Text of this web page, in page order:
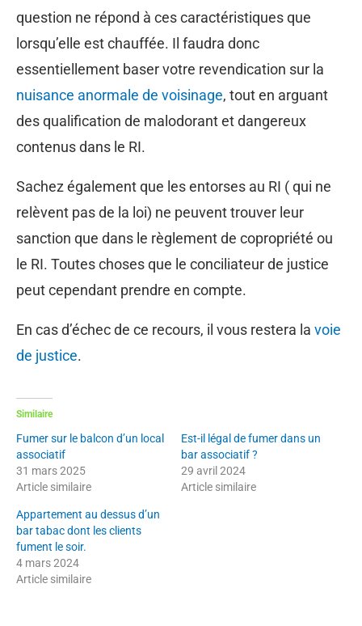
question ne répond à ces caractéristiques que
lorsqu’elle est chauffée. Il faudra donc
essentiellement baser votre revendication sur la
nuisance anormale de voisinage, tout en arguant
des qualification de malodorant et dangereux
contenus dans le RI.
Sachez également que les entorses au RI ( qui ne
relèvent pas de la loi) ne peuvent trouver leur
sanction que dans le règlement de copropriété ou
le RI. Toutes choses que le conciliateur de justice
peut cependant prendre en compte.
En cas d’échec de ce recours, il vous restera la voie
de justice.
Similaire
Fumer sur le balcon d’un local
associatif
31 mars 2025
Article similaire
Est-il légal de fumer dans un
bar associatif ?
29 avril 2024
Article similaire
Appartement au dessus d’un
bar tabac dont les clients
fument le soir.
4 mars 2024
Article similaire